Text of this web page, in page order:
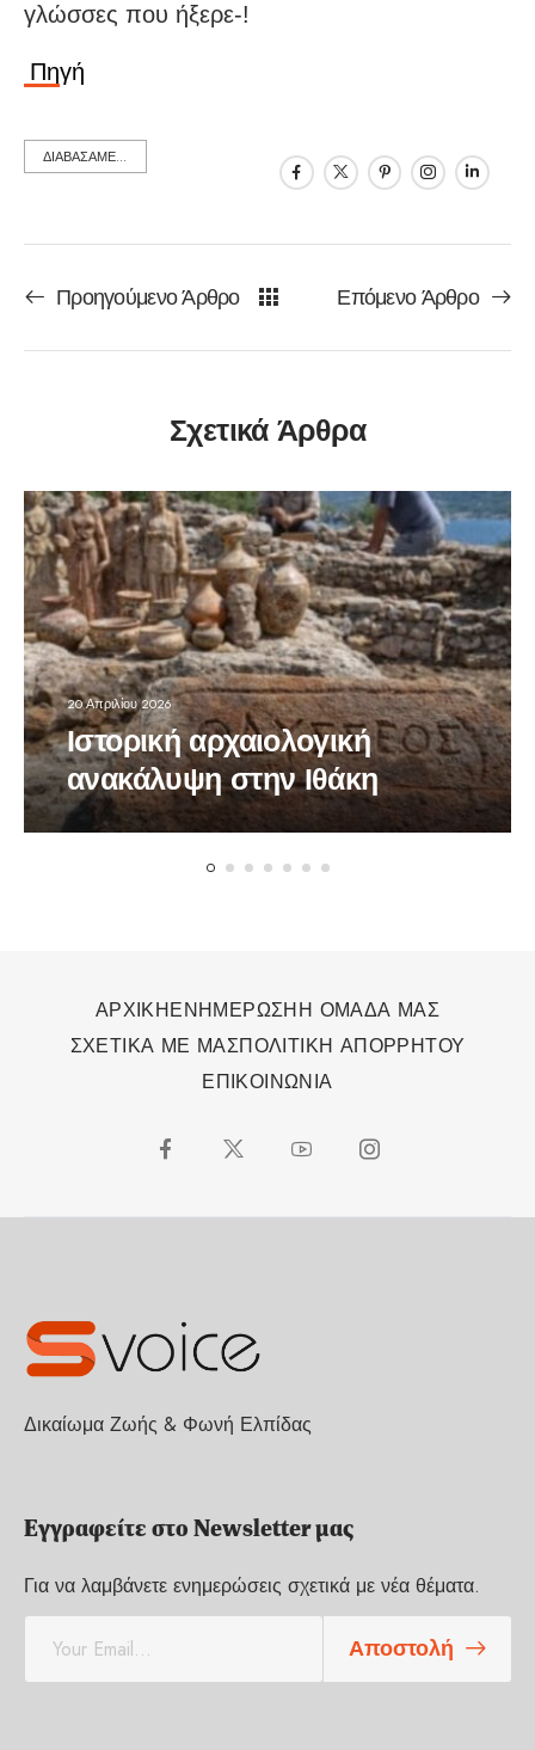
γλώσσες που ήξερε-!
Πηγή
ΔΙΑΒΑΣΑΜΕ...
Προηγούμενο Άρθρο Επόμενο Άρθρο
Σχετικά Άρθρα
20 Απριλίου 2026
Ιστορική αρχαιολογική
ανακάλυψη στην Ιθάκη
ΑΡΧΙΚΗΕΝΗΜΕΡΩΣΗΗ ΟΜΑΔΑ ΜΑΣ
ΣΧΕΤΙΚΑ ΜΕ ΜΑΣΠΟΛΙΤΙΚΗ ΑΠΟΡΡΗΤΟΥ
ΕΠΙΚΟΙΝΩΝΙΑ
Δικαίωμα Ζωής & Φωνή Ελπίδας
Εγγραφείτε στο Newsletter μας
Για να λαμβάνετε ενημερώσεις σχετικά με νέα θέματα.
a
Αποστολή